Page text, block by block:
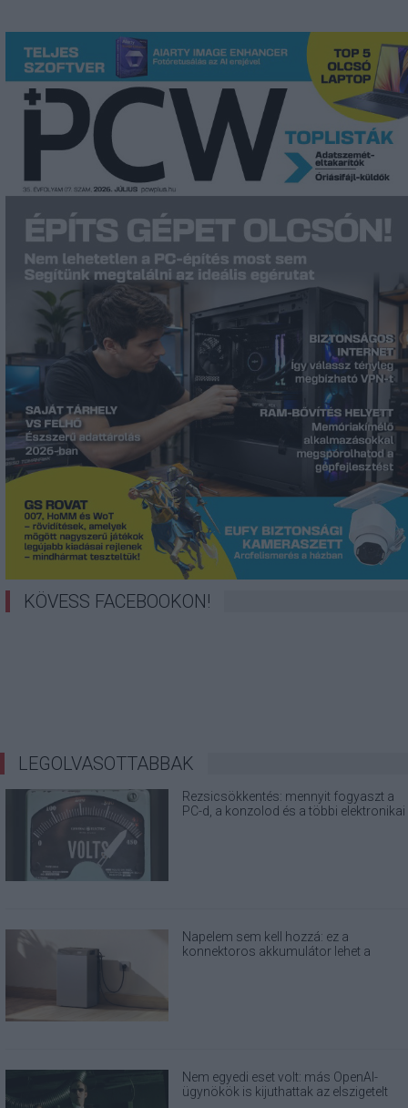
KÖVESS FACEBOOKON!
LEGOLVASOTTABBAK
Rezsicsökkentés: mennyit fogyaszt a
PC-d, a konzolod és a többi elektronikai
Napelem sem kell hozzá: ez a
konnektoros akkumulátor lehet a
Nem egyedi eset volt: más OpenAI-
ügynökök is kijuthattak az elszigetelt